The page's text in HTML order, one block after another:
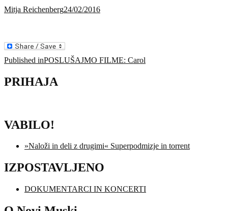
Mitja Reichenberg24/02/2016
Navigacija
prispevka
Published inPOSLUŠAJMO FILME: Carol
PRIHAJA
VABILO!
»Naloži in deli z drugimi« Superpodmizje in torrent
IZPOSTAVLJENO
DOKUMENTARCI IN KONCERTI